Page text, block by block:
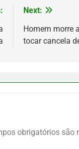
Next:
Homem morre
tocar cancela
obrigatórios são